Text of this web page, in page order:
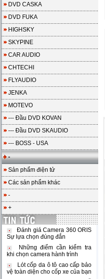
DVD CASKA
DVD FUKA
HIGHSKY
SKYPINE
CAR AUDIO
CHTECHI
FLYAUDIO
JENKA
MOTEVO
--- Đầu DVD KOVAN
--- Đầu DVD SKAUDIO
--- BOSS - USA
-
Sản phẩm điện tử
Các sản phẩm khác
-
+
Đánh giá Camera 360 ORIS
Sự lựa chọn đúng đắn
Những điểm cần kiểm tra
khi chọn camera hành trình
Lót cốp da ô tô cao cấp bảo
vệ toàn diện cho cốp xe của bạn